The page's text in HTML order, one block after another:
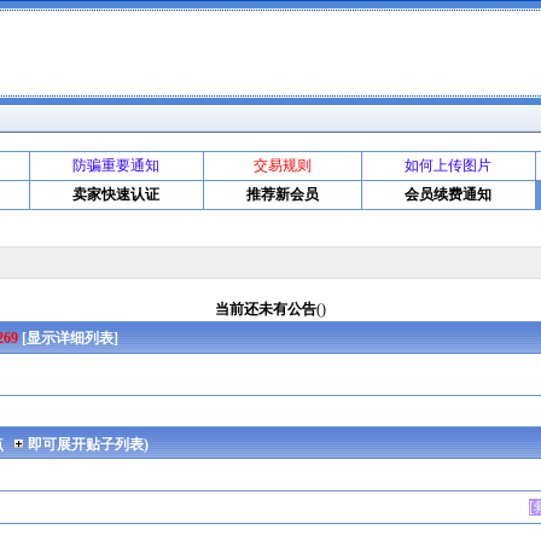
防骗重要通知 交易规则
如何上传图片
卖家快速认证
推荐新会员 会员续费通知
当前还未有公告()
[显示详细列表]
即可展开贴子列表)
[